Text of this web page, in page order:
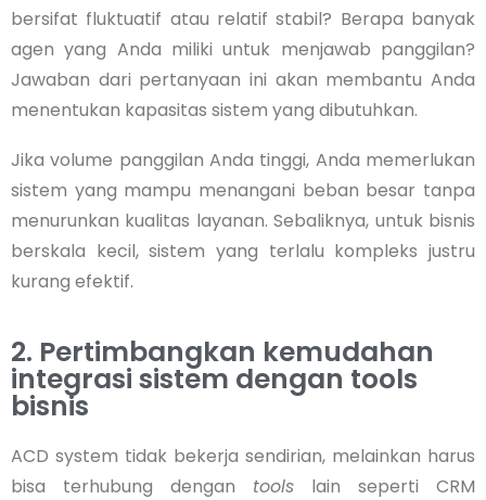
bersifat fluktuatif atau relatif stabil? Berapa banyak
agen yang Anda miliki untuk menjawab panggilan?
Jawaban dari pertanyaan ini akan membantu Anda
menentukan kapasitas sistem yang dibutuhkan.
Jika volume panggilan Anda tinggi, Anda memerlukan
sistem yang mampu menangani beban besar tanpa
menurunkan kualitas layanan. Sebaliknya, untuk bisnis
berskala kecil, sistem yang terlalu kompleks justru
kurang efektif.
2. Pertimbangkan kemudahan
integrasi sistem dengan tools
bisnis
ACD system tidak bekerja sendirian, melainkan harus
bisa terhubung dengan tools lain seperti CRM